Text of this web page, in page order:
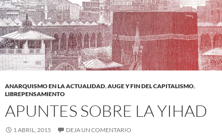
ANARQUISMO EN LA ACTUALIDAD,AUGE Y FIN DEL CAPITALISMO,
LIBREPENSAMIENTO
APUNTES SOBRE LA YIHAD
1 ABRIL, 2015 DEJA UN COMENTARIO